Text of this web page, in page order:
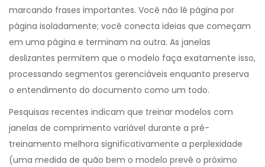
marcando frases importantes. Você não lê página por
página isoladamente; você conecta ideias que começam
em uma página e terminam na outra. As janelas
deslizantes permitem que o modelo faça exatamente isso,
processando segmentos gerenciáveis enquanto preserva
o entendimento do documento como um todo.
Pesquisas recentes indicam que treinar modelos com
janelas de comprimento variável durante a pré-
treinamento melhora significativamente a perplexidade
(uma medida de quão bem o modelo prevê o próximo